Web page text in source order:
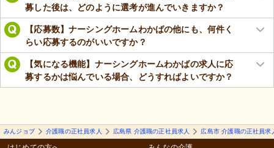
募した後は、どのように選考が進んでいきますか？
【応募数】ナーシングホームわかばの他にも、何件く
らい応募するのがいいですか？
【気になる機能】ナーシングホームわかばの求人に応
募するかは悩んでいる場合、どうすればよいですか？
みんジョブ 介護職の正社員求人 広島県 介護職の正社員求人 広島市 介護職の正社員求